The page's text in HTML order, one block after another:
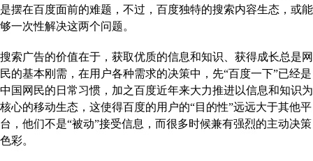
是摆在百度面前的难题，不过，百度独特的搜索内容生态，或能
够一次性解决这两个问题。
搜索广告的价值在于，获取优质的信息和知识、获得成长总是网
民的基本刚需，在用户各种需求的决策中，先“百度一下”已经是
中国网民的日常习惯，加之百度近年来大力推进以信息和知识为
核心的移动生态，这使得百度的用户的“目的性”远远大于其他平
台，他们不是“被动”接受信息，而很多时候兼有强烈的主动决策
色彩。